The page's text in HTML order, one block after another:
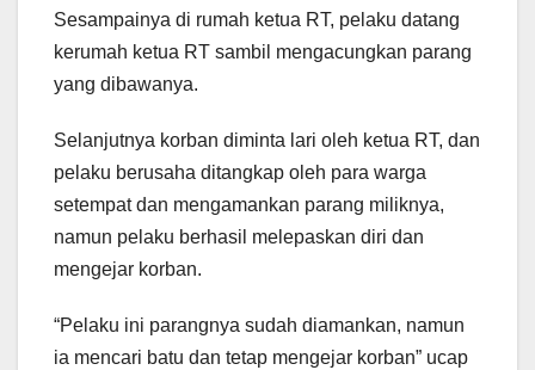
Sesampainya di rumah ketua RT, pelaku datang
kerumah ketua RT sambil mengacungkan parang
yang dibawanya.
Selanjutnya korban diminta lari oleh ketua RT, dan
pelaku berusaha ditangkap oleh para warga
setempat dan mengamankan parang miliknya,
namun pelaku berhasil melepaskan diri dan
mengejar korban.
“Pelaku ini parangnya sudah diamankan, namun
ia mencari batu dan tetap mengejar korban” ucap